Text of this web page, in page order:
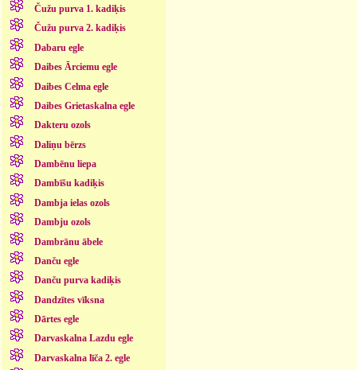
Čužu purva 1. kadiķis
Čužu purva 2. kadiķis
Dabaru egle
Daibes Ārciemu egle
Daibes Celma egle
Daibes Grietaskalna egle
Dakteru ozols
Daliņu bērzs
Dambēnu liepa
Dambīšu kadiķis
Dambja ielas ozols
Dambju ozols
Dambrānu ābele
Danču egle
Danču purva kadiķis
Dandzītes vīksna
Dārtes egle
Darvaskalna Lazdu egle
Darvaskalna līča 2. egle